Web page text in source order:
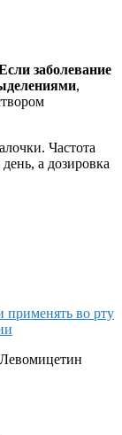
заболевание
,
Частота
а дозировка
применять во рту